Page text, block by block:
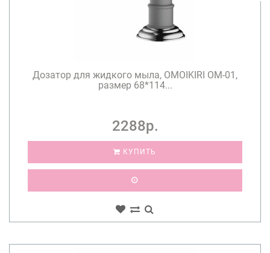
Дозатор для жидкого мыла, OMOIKIRI OM-01,
размер 68*114...
2288р.
КУПИТЬ